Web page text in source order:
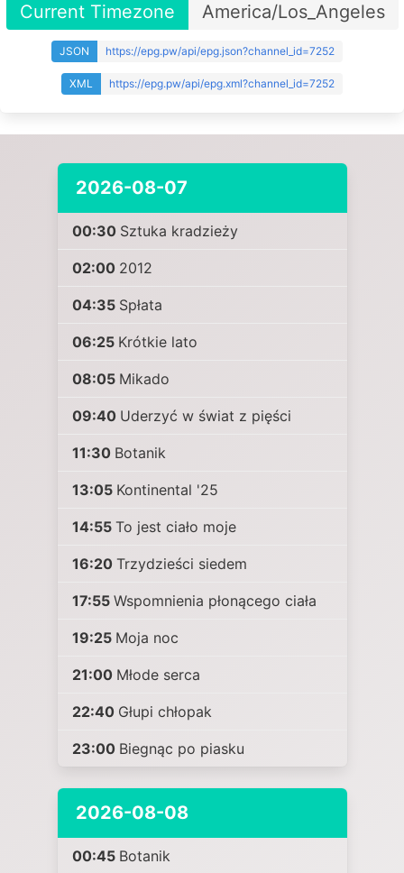
Current Timezone America/Los_Angeles
JSON https://epg.pw/api/epg.json?channel_id=7252
XML https://epg.pw/api/epg.xml?channel_id=7252
2026-08-07
00:30 Sztuka kradzieży
02:00 2012
04:35 Spłata
06:25 Krótkie lato
08:05 Mikado
09:40 Uderzyć w świat z pięści
11:30 Botanik
13:05 Kontinental '25
14:55 To jest ciało moje
16:20 Trzydzieści siedem
17:55 Wspomnienia płonącego ciała
19:25 Moja noc
21:00 Młode serca
22:40 Głupi chłopak
23:00 Biegnąc po piasku
2026-08-08
00:45 Botanik